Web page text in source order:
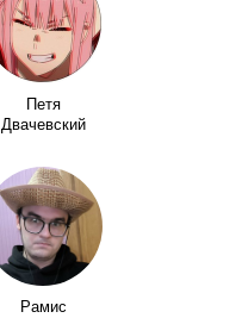
Петя
Двачевский
Рамис